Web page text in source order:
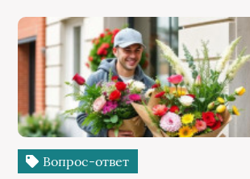
Вопрос-ответ